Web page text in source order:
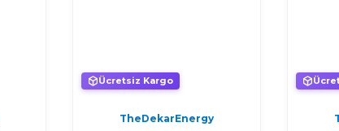
Ücretsiz Kargo
TheDekarEnergy